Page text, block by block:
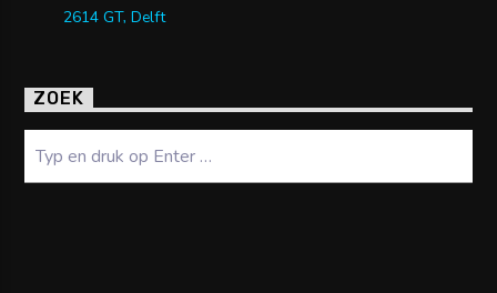
2614 GT, Delft
ZOEK